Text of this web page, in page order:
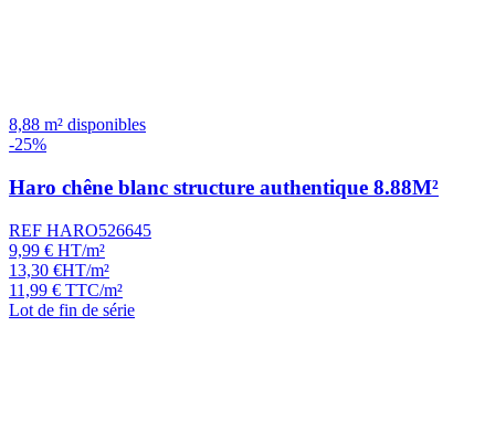
8,88 m² disponibles
-25%
Haro chêne blanc structure authentique 8.88M²
REF HARO526645
9,99 € HT/m²
13,30 €HT/m²
11,99 € TTC/m²
Lot de fin de série